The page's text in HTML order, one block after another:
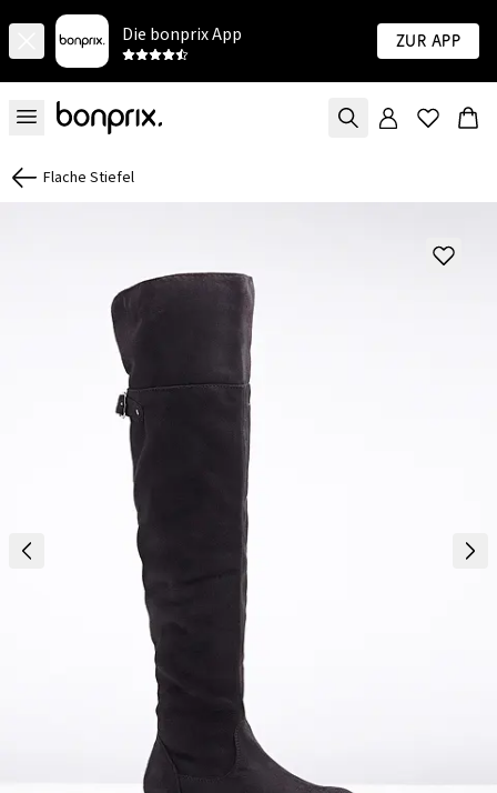
Die bonprix App Zur App
Flache Stiefel